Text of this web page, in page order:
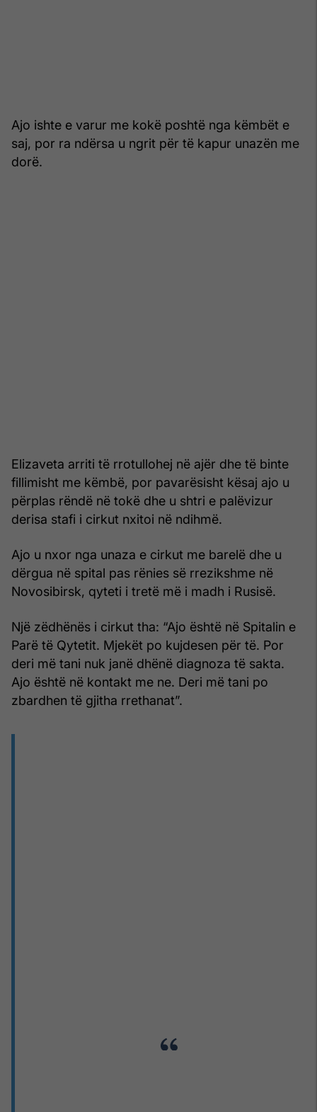
Ajo ishte e varur me kokë poshtë nga këmbët e
saj, por ra ndërsa u ngrit për të kapur unazën me
dorë.
Elizaveta arriti të rrotullohej në ajër dhe të binte
fillimisht me këmbë, por pavarësisht kësaj ajo u
përplas rëndë në tokë dhe u shtri e palëvizur
derisa stafi i cirkut nxitoi në ndihmë.
Ajo u nxor nga unaza e cirkut me barelë dhe u
dërgua në spital pas rënies së rrezikshme në
Novosibirsk, qyteti i tretë më i madh i Rusisë.
Një zëdhënës i cirkut tha: “Ajo është në Spitalin e
Parë të Qytetit. Mjekët po kujdesen për të. Por
deri më tani nuk janë dhënë diagnoza të sakta.
Ajo është në kontakt me ne. Deri më tani po
zbardhen të gjitha rrethanat”.